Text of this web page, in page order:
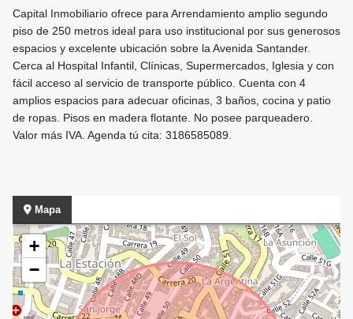
Capital Inmobiliario ofrece para Arrendamiento amplio segundo
piso de 250 metros ideal para uso institucional por sus generosos
espacios y excelente ubicación sobre la Avenida Santander.
Cerca al Hospital Infantil, Clínicas, Supermercados, Iglesia y con
fácil acceso al servicio de transporte público. Cuenta con 4
amplios espacios para adecuar oficinas, 3 baños, cocina y patio
de ropas. Pisos en madera flotante. No posee parqueadero.
Valor más IVA. Agenda tú cita: 3186585089.
Mapa
+
−